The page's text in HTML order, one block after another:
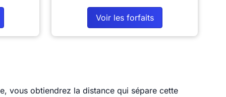
Voir les forfaits
vous obtiendrez la distance qui sépare cette